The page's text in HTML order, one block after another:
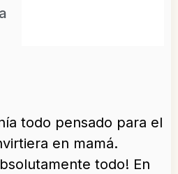
todo pensado para el
en mamá.
todo! En